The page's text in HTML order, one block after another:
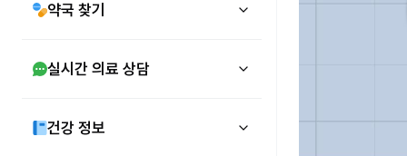
약국 찾기
실시간 의료 상담
건강 정보